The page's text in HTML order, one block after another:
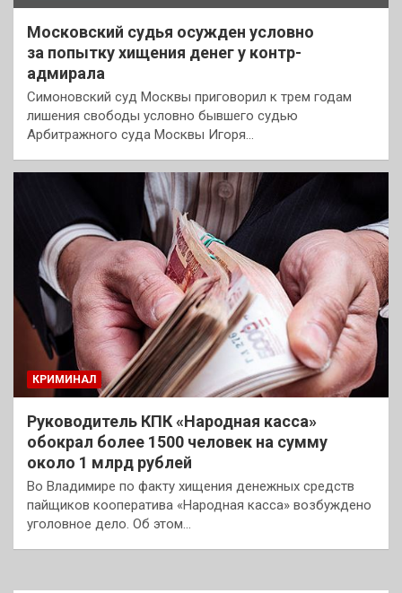
Московский судья осужден условно
за попытку хищения денег у контр-
адмирала
Симоновский суд Москвы приговорил к трем годам
лишения свободы условно бывшего судью
Арбитражного суда Москвы Игоря…
КРИМИНАЛ
Руководитель КПК «Народная касса»
обокрал более 1500 человек на сумму
около 1 млрд рублей
Во Владимире по факту хищения денежных средств
пайщиков кооператива «Народная касса» возбуждено
уголовное дело. Об этом…